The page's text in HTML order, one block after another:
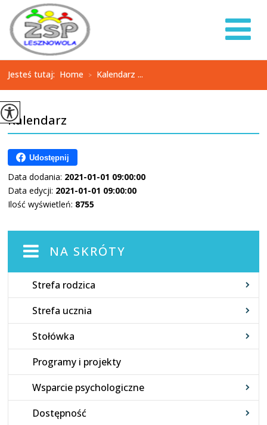
Jesteś tutaj: Home > Kalendarz ...
Kalendarz
Udostępnij
Data dodania: 2021-01-01 09:00:00
Data edycji: 2021-01-01 09:00:00
Ilość wyświetleń: 8755
NA SKRÓTY
Strefa rodzica
Strefa ucznia
Stołówka
Programy i projekty
Wsparcie psychologiczne
Dostępność